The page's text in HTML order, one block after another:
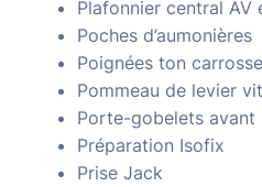
Plafonnier central AV
Poches d’aumonières
Poignées ton
Pommeau de levier
Porte-gobelets avant
Préparation Isofix
Prise Jack